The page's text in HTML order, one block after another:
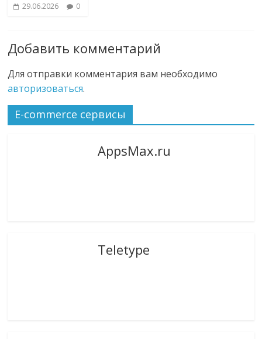
29.06.2026 0
Добавить комментарий
Для отправки комментария вам необходимо
авторизоваться.
E-commerce сервисы
AppsMax.ru
Teletype